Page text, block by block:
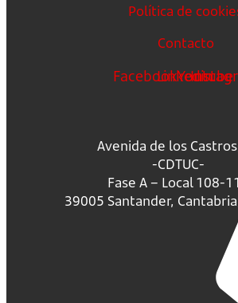
Política de
Contacto
FacebookLinkedin
Youtube
Avenida de los
-CDTUC-
Fase A – Local 108-
39005 Santander, Cantabria,